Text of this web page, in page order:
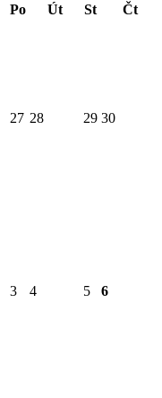
Po
Út St Čt
27 28 29 30
3 4 5 6